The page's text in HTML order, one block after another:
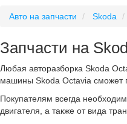
Авто на запчасти Skoda
Запчасти на
Любая авторазборка Skoda
машины Skoda Octavia сможет
Покупателям всегда
двигателя, а также от вида